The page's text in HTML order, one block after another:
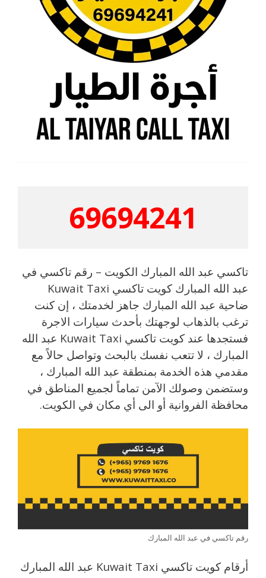
69694241
تاكسي عبد الله المبارك الكويت – رقم تاكسي في
عبد الله المبارك كويت تاكسي Kuwait Taxi
ضاحية عبد الله المبارك جاهز لخدمتك ، إن كنت
ترغب بالذهاب لوجهتك بأحدث سيارات الاجرة
فستجدها عند كويت تاكسي Kuwait Taxi عبد الله
المبارك ، لا تتعب نفسك بالبحث وتواصل حالاً مع
مقدمي هذه الخدمة بمنطقة عبد الله المبارك ،
وستضمن وصولك الآمن تماماً لجميع المناطق في
محافظة الفروانية أو الى أي مكان في الكويت.
رقم تاكسي في عبد الله المبارك
أرقام كويت تاكسي Kuwait Taxi عبد الله المبارك